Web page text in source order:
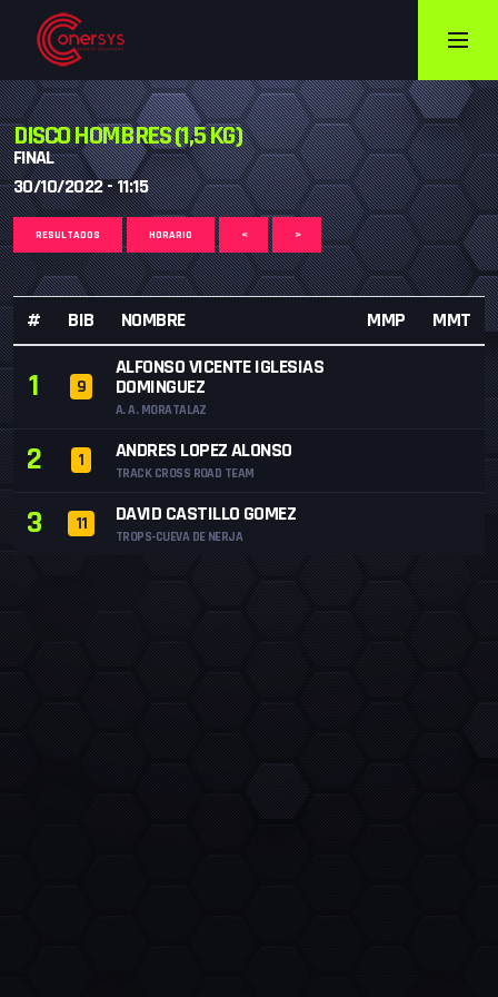
DISCO HOMBRES (1,5 KG)
FINAL
30/10/2022 - 11:15
RESULTADOS HORARIO < >
# BIB NOMBRE MMP MMT
1 9
ALFONSO VICENTE IGLESIAS
DOMINGUEZ
A. A. MORATALAZ
2 1 ANDRES LOPEZ ALONSO
TRACK CROSS ROAD TEAM
3 11 DAVID CASTILLO GOMEZ
TROPS-CUEVA DE NERJA